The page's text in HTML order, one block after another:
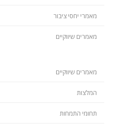
מאמרי יחסי ציבור
מאמרים שיווקיים
מאמרים שיווקיים
המלצות
תחומי התמחות